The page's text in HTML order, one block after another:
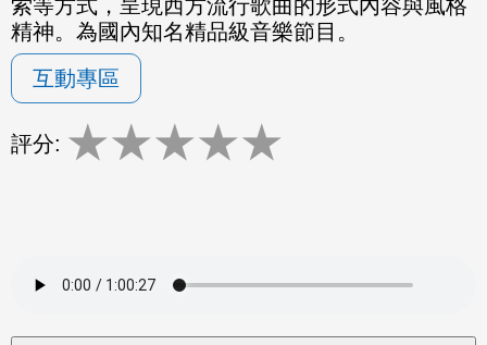
索等方式，呈現西方流行歌曲的形式內容與風格
精神。為國內知名精品級音樂節目。
互動專區
評分: ★★★★★